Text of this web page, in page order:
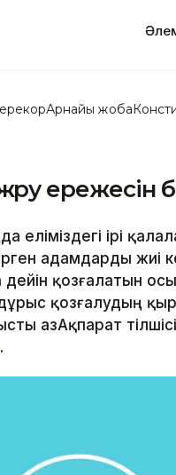
Арнайы жоба
ережесін
еліміздегі ірі
адамдарды жиі
қозғалатын
қозғалудың
ҚазАқпарат тілшісі